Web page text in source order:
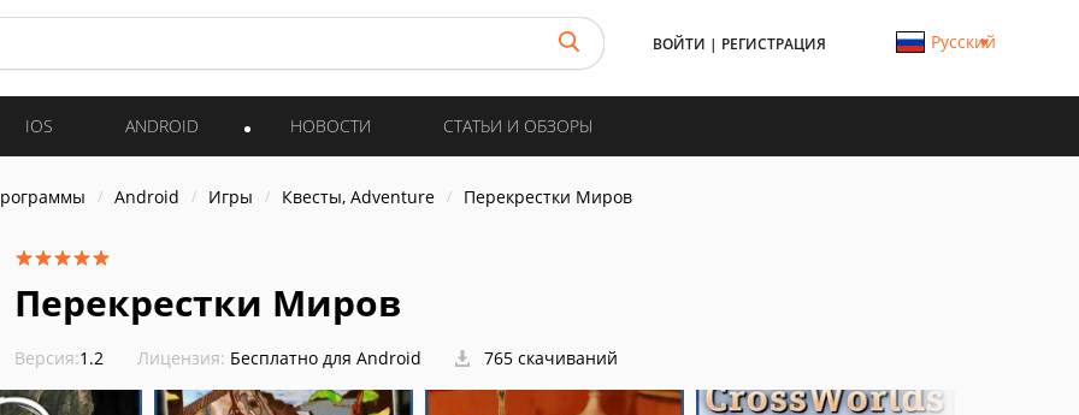
ВОЙТИ | РЕГИСТРАЦИЯ Русский
IOS ANDROID НОВОСТИ СТАТЬИ И ОБЗОРЫ
Android Игры Квесты, Adventure Перекрестки Миров
Перекрестки Миров
Версия:1.2 Лицензия: Бесплатно для Android 765 скачиваний